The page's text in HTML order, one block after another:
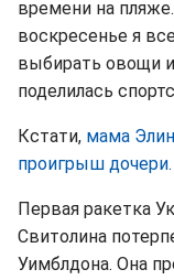
времени на
воскресенье я
выбирать овощи
поделилась
Кстати, мама
проигрыш дочери.
Первая ракетка
Свитолина
Уимблдона. Она